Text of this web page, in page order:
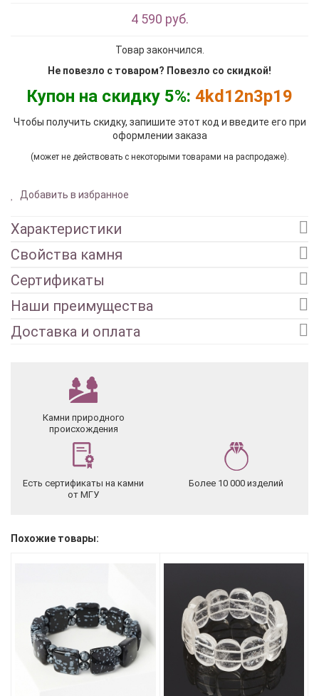
4 590 руб.
Товар закончился.
Не повезло с товаром? Повезло со скидкой!
Купон на скидку 5%: 4kd12n3p19
Чтобы получить скидку, запишите этот код и введите его при
оформлении заказа
(может не действовать с некоторыми товарами на распродаже).
Добавить в избранное
Характеристики
Свойства камня
Сертификаты
Наши преимущества
Доставка и оплата
Камни природного
происхождения
Есть сертификаты на камни
от МГУ
Более 10 000 изделий
Похожие товары: